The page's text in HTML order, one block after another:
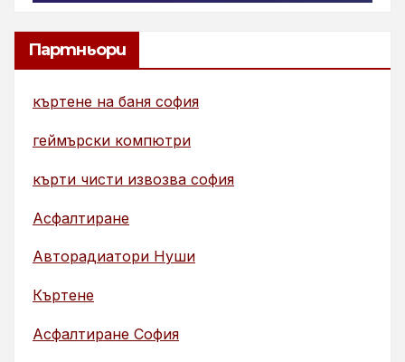
Партньори
къртене на баня софия
геймърски компютри
кърти чисти извозва софия
Асфалтиране
Авторадиатори Нуши
Къртене
Асфалтиране София